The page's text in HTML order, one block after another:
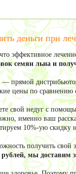
деньги при
эффективное
семян льна и
прямой
цены по
свой недуг с
именно ваш
10%-ую скидку
получить
мы доставим